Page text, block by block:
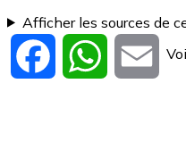
Afficher les sources de
Facebook WhatsApp